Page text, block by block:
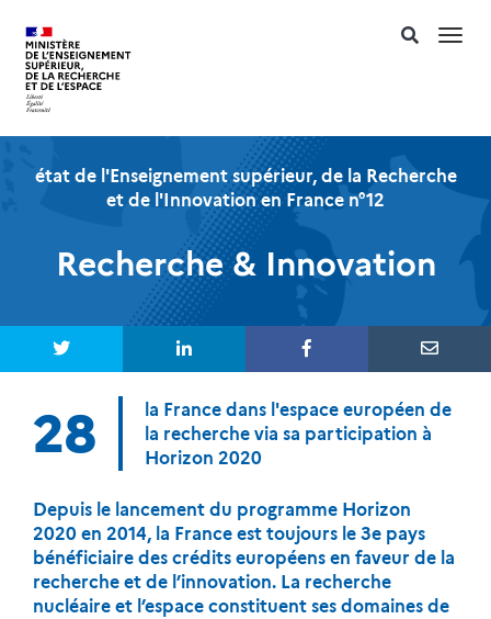
état de l'Enseignement supérieur, de la Recherche
et de l'Innovation en France n°12
Recherche & Innovation
28
la France dans l'espace européen de
la recherche via sa participation à
Horizon 2020
Depuis le lancement du programme Horizon
2020 en 2014, la France est toujours le 3e pays
bénéficiaire des crédits européens en faveur de la
recherche et de l’innovation. La recherche
nucléaire et l’espace constituent ses domaines de